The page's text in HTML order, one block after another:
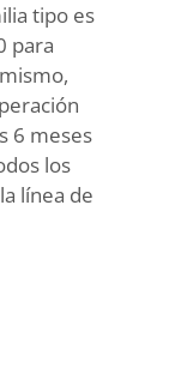
tipo es
para
6 meses
los
línea de